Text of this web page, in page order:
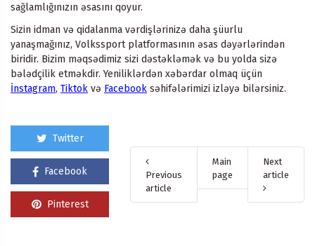
sağlamlığınızın əsasını qoyur.
Sizin idman və qidalanma vərdişlərinizə daha şüurlu
yanaşmağınız, Volkssport platformasının əsas dəyərlərindən
biridir. Bizim məqsədimiz sizi dəstəkləmək və bu yolda sizə
bələdçilik etməkdir. Yeniliklərdən xəbərdar olmaq üçün
İnstagram, Tiktok və Facebook səhifələrimizi izləyə bilərsiniz.
Twitter
Facebook
Pinterest
Previous
article
Main
page
Next
article